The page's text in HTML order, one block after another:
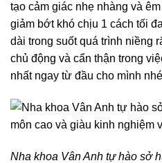
tạo cảm giác nhẹ nhàng và
giảm bớt khó chịu 1 cách tối
dài trong suốt quá trình niềng
chủ động và cẩn thận trong
nhất ngay từ đầu cho mình
Nha khoa Vân Anh tự hào sở